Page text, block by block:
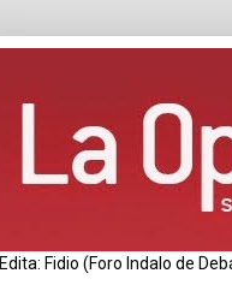
Edita: Fidio (Foro Indalo de